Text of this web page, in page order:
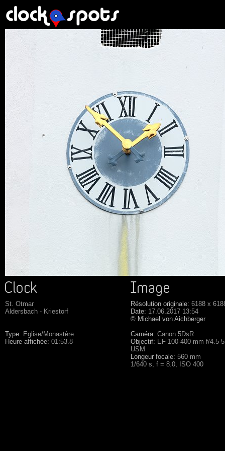
St. Otmar
Aldersbach - Kriestorf
Type: Eglise/Monastère
Heure affichée: 01:53.8
Résolution originale: 6188 x
Date: 17.06.2017 13:54
© Michael von Aichberger
Caméra: Canon 5DsR
Objectif: EF 100-400 mm f/4.5-
USM
Longeur focale: 560 mm
1/640 s, f = 8.0, ISO 400